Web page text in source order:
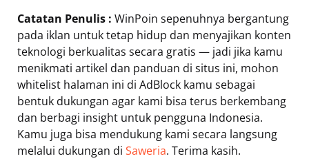
Catatan Penulis : WinPoin sepenuhnya bergantung
pada iklan untuk tetap hidup dan menyajikan konten
teknologi berkualitas secara gratis — jadi jika kamu
menikmati artikel dan panduan di situs ini, mohon
whitelist halaman ini di AdBlock kamu sebagai
bentuk dukungan agar kami bisa terus berkembang
dan berbagi insight untuk pengguna Indonesia.
Kamu juga bisa mendukung kami secara langsung
melalui dukungan di Saweria. Terima kasih.